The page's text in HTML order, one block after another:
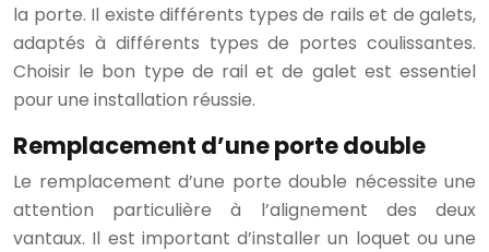
la porte. Il existe différents types de rails et de galets,
adaptés à différents types de portes coulissantes.
Choisir le bon type de rail et de galet est essentiel
pour une installation réussie.
Remplacement d’une porte double
Le remplacement d’une porte double nécessite une
attention particulière à l’alignement des deux
vantaux. Il est important d’installer un loquet ou une